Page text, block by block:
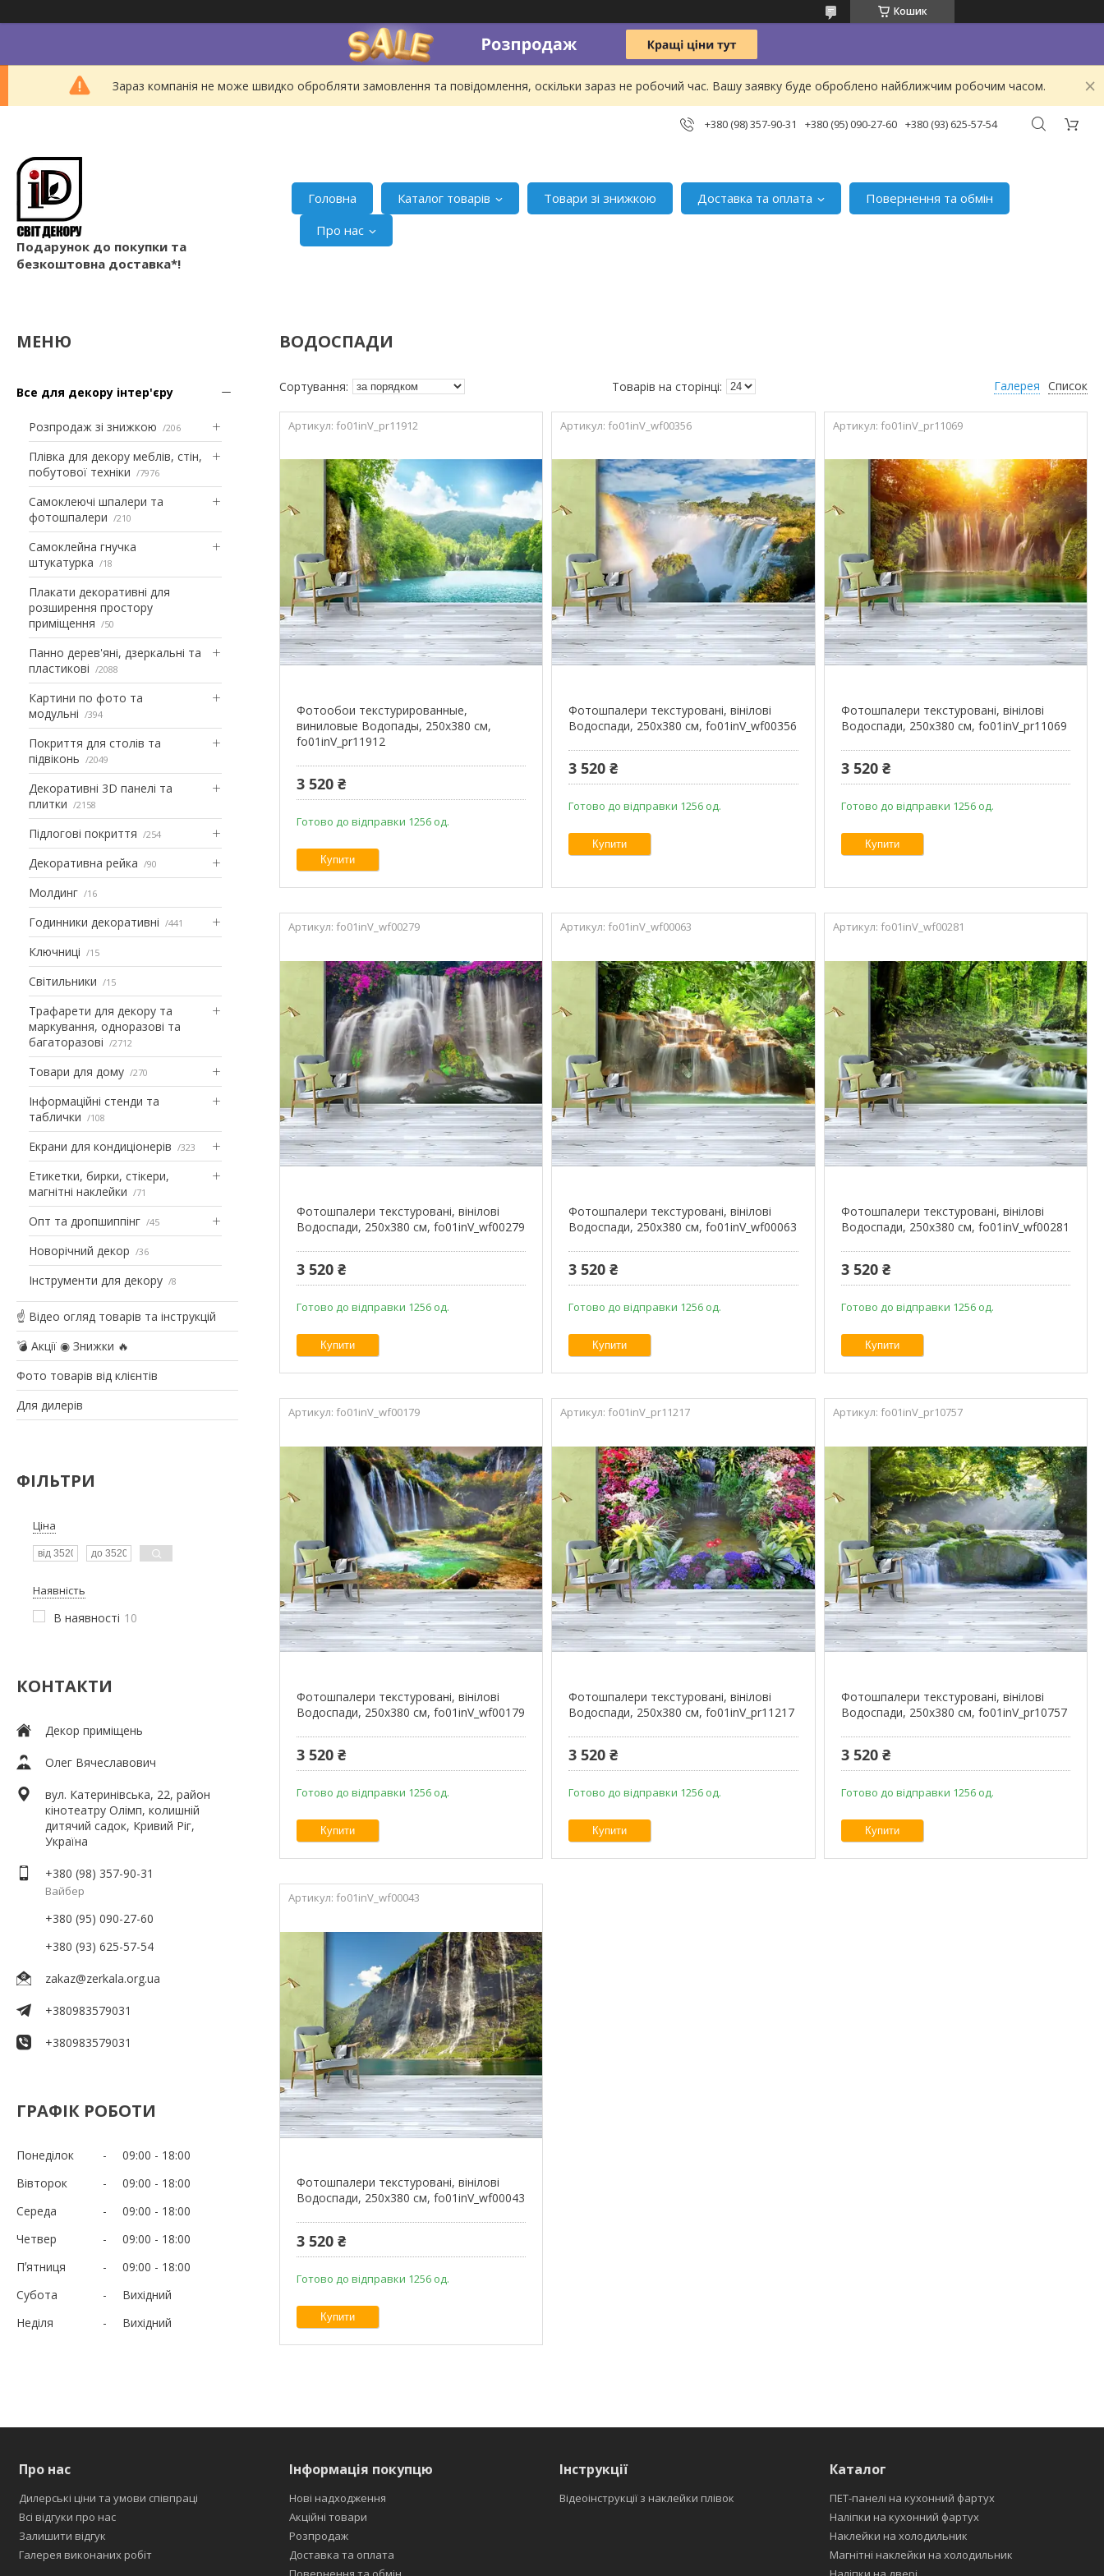
Кошик
Зараз компанія не може швидко обробляти замовлення та повідомлення, оскільки зараз не робочий час. Вашу заявку буде оброблено найближчим робочим часом.
+380 (98) 357-90-31 +380 (95) 090-27-60 +380 (93) 625-57-54
Подарунок до покупки та
безкоштовна доставка*!
Головна Каталог товарів Товари зі знижкою Доставка та оплата
Повернення та обмін
Про нас
Все для декору інтер'єру
Розпродаж зі знижкою 206
Плівка для декору меблів, стін,
побутової техніки
7976
Самоклеючі шпалери та
фотошпалери
210
Самоклейна гнучка
штукатурка
18
Плакати декоративні для
розширення простору
приміщення
50
Панно дерев'яні, дзеркальні та
пластикові
2088
Картини по фото та
модульні
394
Покриття для столів та
підвіконь
2049
Декоративні 3D панелі та
плитки
2158
Підлогові покриття 254
Декоративна рейка 90
Молдинг 16
Годинники декоративні 441
Ключниці 15
Світильники 15
Трафарети для декору та
маркування, одноразові та
багаторазові
2712
Товари для дому 270
Інформаційні стенди та
таблички
108
Екрани для кондиціонерів 323
Етикетки, бирки, стікери,
магнітні наклейки
71
Опт та дропшиппінг 45
Новорічний декор 36
Інструменти для декору 8
☝ Відео огляд товарів та інструкцій
💣 Акції ◉ Знижки 🔥
Фото товарів від клієнтів
Для дилерів
ФІЛЬТРИ
Ціна
Наявність
В наявності 10
КОНТАКТИ
Декор приміщень
Олег Вячеславович
вул. Катеринівська, 22, район
кінотеатру Олімп, колишній
дитячий садок, Кривий Ріг,
Україна
+380 (98) 357-90-31
Вайбер
+380 (95) 090-27-60
+380 (93) 625-57-54
zakaz@zerkala.org.ua
+380983579031
+380983579031
ГРАФІК РОБОТИ
Понеділок 09:00
18:00
Вівторок
09:00
18:00
Середа
09:00
18:00
Четвер
09:00
18:00
Пʼятниця
09:00
18:00
Субота
Вихідний
Неділя
Вихідний
ВОДОСПАДИ
Галерея Список
fo01inV_pr11912
Фотообои текстурированные,
виниловые Водопады, 250х380 см,
fo01inV_pr11912
3 520 ₴
Готово до відправки 1256 од.
Купити
fo01inV_wf00356
Фотошпалери текстуровані, вінілові
Водоспади, 250х380 см, fo01inV_wf00356
3 520 ₴
Готово до відправки 1256 од.
Купити
fo01inV_pr11069
Фотошпалери текстуровані, вінілові
Водоспади, 250х380 см, fo01inV_pr11069
3 520 ₴
Готово до відправки 1256 од.
Купити
fo01inV_wf00279
Фотошпалери текстуровані, вінілові
Водоспади, 250х380 см, fo01inV_wf00279
3 520 ₴
Готово до відправки 1256 од.
Купити
fo01inV_wf00063
Фотошпалери текстуровані, вінілові
Водоспади, 250х380 см, fo01inV_wf00063
3 520 ₴
Готово до відправки 1256 од.
Купити
fo01inV_wf00281
Фотошпалери текстуровані, вінілові
Водоспади, 250х380 см, fo01inV_wf00281
3 520 ₴
Готово до відправки 1256 од.
Купити
fo01inV_wf00179
Фотошпалери текстуровані, вінілові
Водоспади, 250х380 см, fo01inV_wf00179
3 520 ₴
Готово до відправки 1256 од.
Купити
fo01inV_pr11217
Фотошпалери текстуровані, вінілові
Водоспади, 250х380 см, fo01inV_pr11217
3 520 ₴
Готово до відправки 1256 од.
Купити
fo01inV_pr10757
Фотошпалери текстуровані, вінілові
Водоспади, 250х380 см, fo01inV_pr10757
3 520 ₴
Готово до відправки 1256 од.
Купити
fo01inV_wf00043
Фотошпалери текстуровані, вінілові
Водоспади, 250х380 см, fo01inV_wf00043
3 520 ₴
Готово до відправки 1256 од.
Купити
Про нас
Дилерські ціни та умови співпраці
Всі відгуки про нас
Залишити відгук
Галерея виконаних робіт
Інформація покупцю
Нові надходження
Акційні товари
Розпродаж
Доставка та оплата
Інструкції
Відеоінструкції з наклейки плівок
Каталог
ПЕТ-панелі на кухонний фартух
Наліпки на кухонний фартух
Наклейки на холодильник
Магнітні наклейки на холодильник